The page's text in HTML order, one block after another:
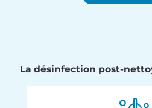
La désinfection post-